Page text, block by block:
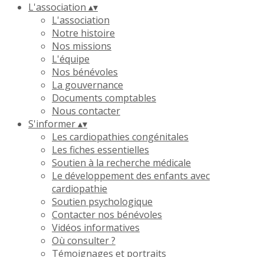
L'association ▴▾
L'association
Notre histoire
Nos missions
L'équipe
Nos bénévoles
La gouvernance
Documents comptables
Nous contacter
S'informer▴▾
Les cardiopathies congénitales
Les fiches essentielles
Soutien à la recherche médicale
Le développement des enfants avec
cardiopathie
Soutien psychologique
Contacter nos bénévoles
Vidéos informatives
Où consulter ?
Témoignages et portraits